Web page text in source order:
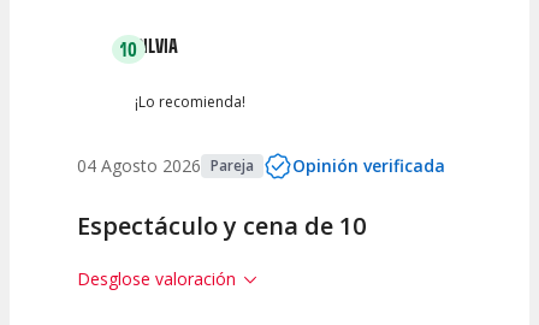
10SILVIA
¡Lo recomienda!
04 Agosto 2026 Pareja Opinión verificada
Espectáculo y cena de 10
Desglose valoración